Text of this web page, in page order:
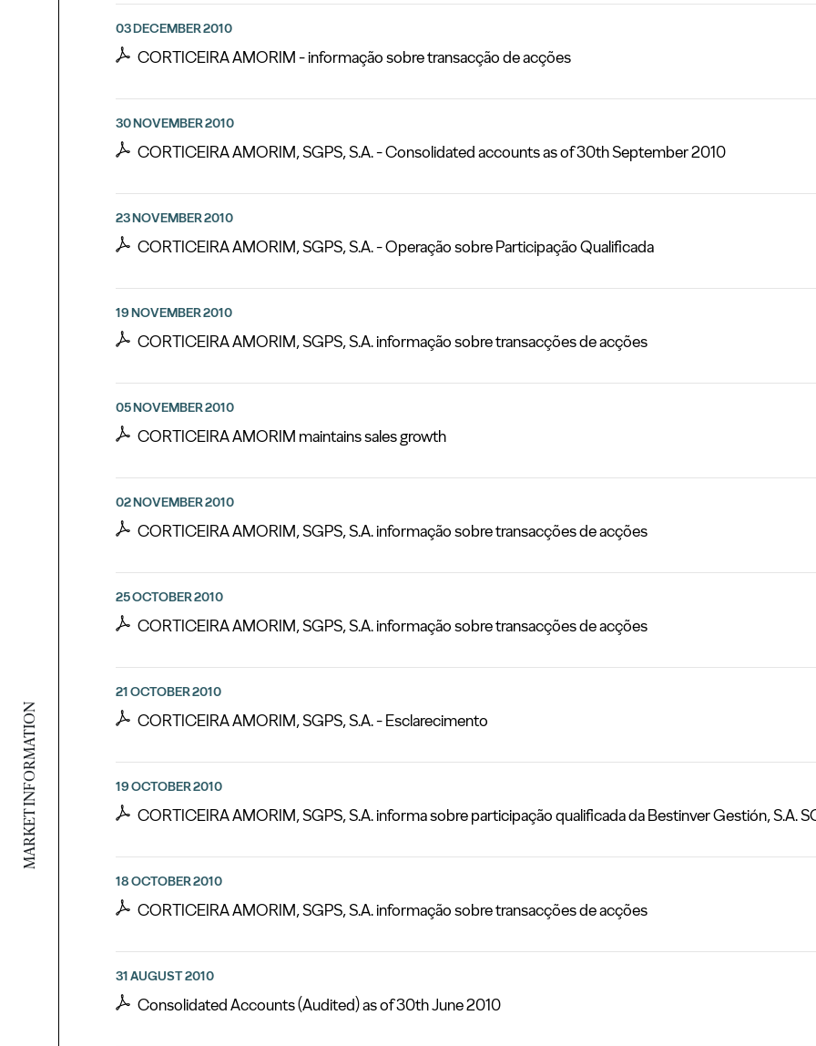
MARKET INFORMATION
03 DECEMBER 2010
CORTICEIRA AMORIM - informação sobre transacção de acções
30 NOVEMBER 2010
CORTICEIRA AMORIM, SGPS, S.A. - Consolidated accounts as of 30th September 2010
23 NOVEMBER 2010
CORTICEIRA AMORIM, SGPS, S.A. - Operação sobre Participação Qualificada
19 NOVEMBER 2010
CORTICEIRA AMORIM, SGPS, S.A. informação sobre transacções de acções
05 NOVEMBER 2010
CORTICEIRA AMORIM maintains sales growth
02 NOVEMBER 2010
CORTICEIRA AMORIM, SGPS, S.A. informação sobre transacções de acções
25 OCTOBER 2010
CORTICEIRA AMORIM, SGPS, S.A. informação sobre transacções de acções
21 OCTOBER 2010
CORTICEIRA AMORIM, SGPS, S.A. - Esclarecimento
19 OCTOBER 2010
CORTICEIRA AMORIM, SGPS, S.A. informa sobre participação qualificada da Bestinver Gestión, S.A.
18 OCTOBER 2010
CORTICEIRA AMORIM, SGPS, S.A. informação sobre transacções de acções
31 AUGUST 2010
Consolidated Accounts (Audited) as of 30th June 2010